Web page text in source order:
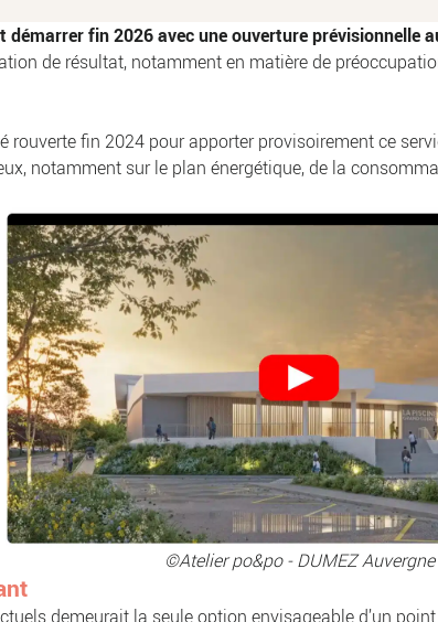
fin 2026 avec une ouverture prévisionnelle
de résultat, notamment en matière de
fin 2024 pour apporter provisoirement ce
notamment sur le plan énergétique, de la
©Atelier po&po - DUMEZ Auvergne
demeurait la seule option envisageable d’un